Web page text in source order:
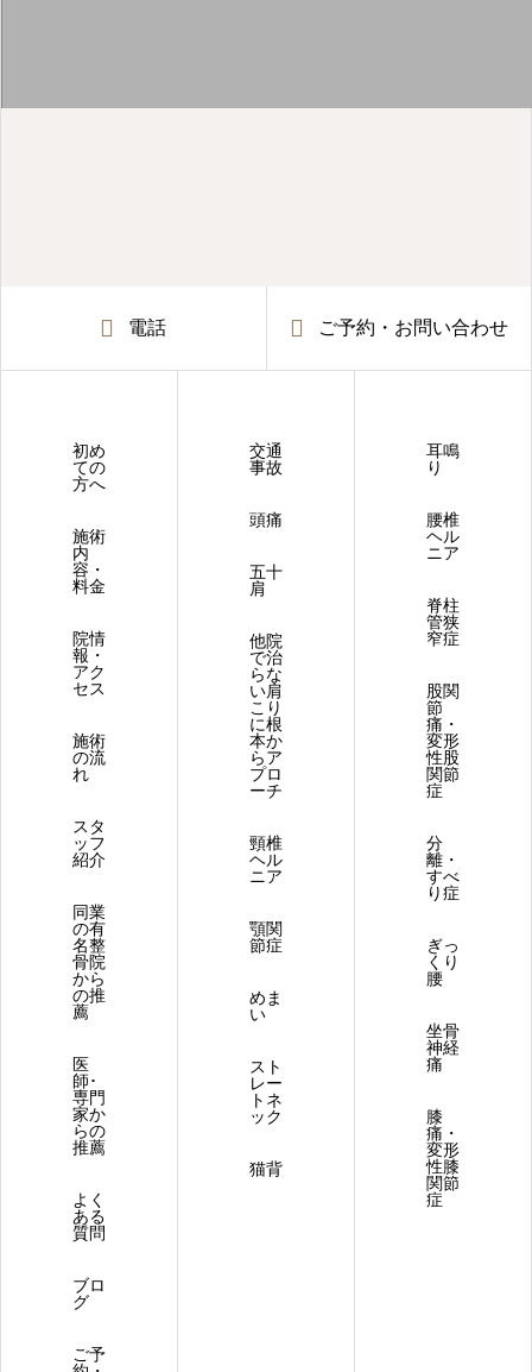
電話 ご予約・お問い合わせ
初め
ての
方へ
施術
内
容・
料金
院情
報・
アク
セス
施術
の流
れ
スタ
ッフ
紹介
同業
の有
名整
骨院
から
の推
薦
医
師･
専門
家か
らの
推薦
よく
ある
質問
ブロ
グ
ご予
交通
事故
頭痛
五十
肩
他院
で治
らな
い肩
こり
に根
本か
らア
プロ
ーチ
頸椎
ヘル
ニア
顎関
節症
めま
い
スト
レー
トネ
ック
猫背
耳鳴
り
腰椎
ヘル
ニア
脊柱
管狭
窄症
股関
節
痛・
変形
性股
関節
症
分
離・
すべ
り症
ぎっ
くり
腰
坐骨
神経
痛
膝
痛・
変形
性膝
関節
症